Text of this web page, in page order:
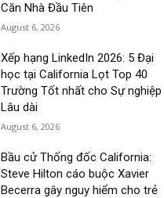
Căn Nhà Đầu Tiên
August 6, 2026
Xếp hạng LinkedIn 2026: 5 Đại
học tại California Lọt Top 40
Trường Tốt nhất cho Sự nghiệp
Lâu dài
August 6, 2026
Bầu cử Thống đốc California:
Steve Hilton cáo buộc Xavier
Becerra gây nguy hiểm cho trẻ